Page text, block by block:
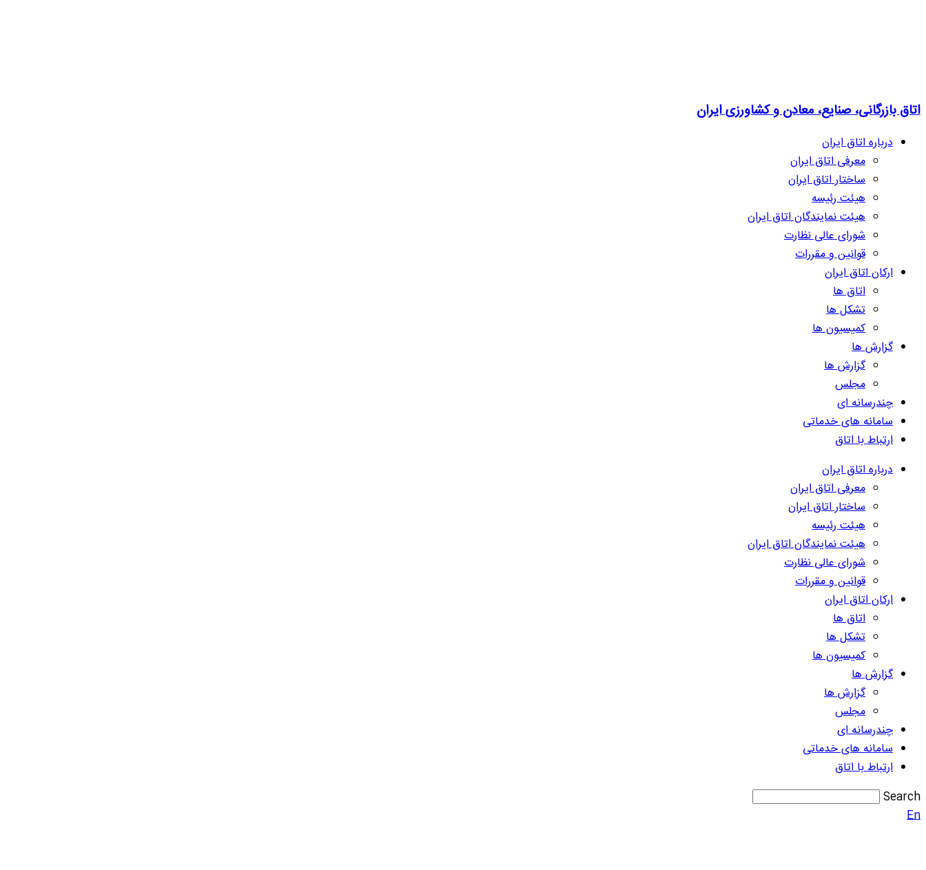
اتاق بازرگانی، صنایع، معادن و کشاورزی ایران
درباره اتاق ایران
معرفی اتاق ایران
ساختار اتاق ایران
هیئت رئیسه
هیئت نمایندگان اتاق ایران
شورای عالی نظارت
قوانین و مقررات
ارکان اتاق ایران
اتاق ها
تشکل ها
کمیسیون ها
گزارش ها
گزارش ها
مجلس
چندرسانه ای
سامانه های خدماتی
ارتباط با اتاق
درباره اتاق ایران
معرفی اتاق ایران
ساختار اتاق ایران
هیئت رئیسه
هیئت نمایندگان اتاق ایران
شورای عالی نظارت
قوانین و مقررات
ارکان اتاق ایران
اتاق ها
تشکل ها
کمیسیون ها
گزارش ها
گزارش ها
مجلس
چندرسانه ای
سامانه های خدماتی
ارتباط با اتاق
Search
En